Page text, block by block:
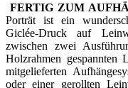
FERTIG ZUM
Porträt ist ein
Giclée-Druck auf
zwischen zwei
Holzrahmen gespannten
mitgelieferten
oder einer gerollten